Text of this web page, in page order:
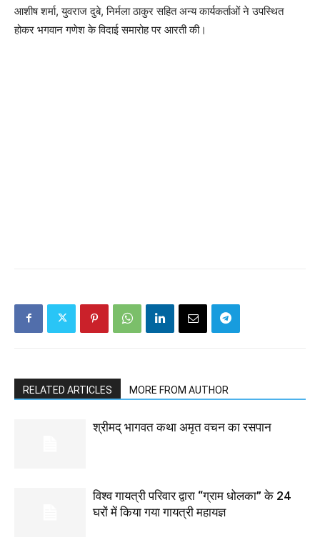
आशीष शर्मा, युवराज दुबे, निर्मला ठाकुर सहित अन्य कार्यकर्ताओं ने उपस्थित
होकर भगवान गणेश के विदाई समारोह पर आरती की।
RELATED ARTICLES MORE FROM AUTHOR
श्रीमद् भागवत कथा अमृत वचन का रसपान
विश्व गायत्री परिवार द्वारा “ग्राम धोलका” के 24
घरों में किया गया गायत्री महायज्ञ